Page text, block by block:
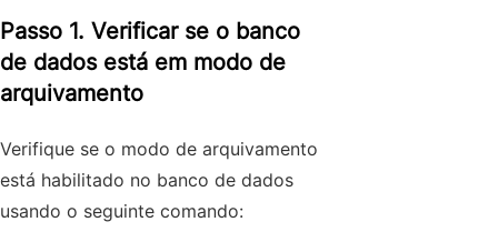
Passo 1. Verificar se o banco
de dados está em modo de
arquivamento
Verifique se o modo de arquivamento
está habilitado no banco de dados
usando o seguinte comando: